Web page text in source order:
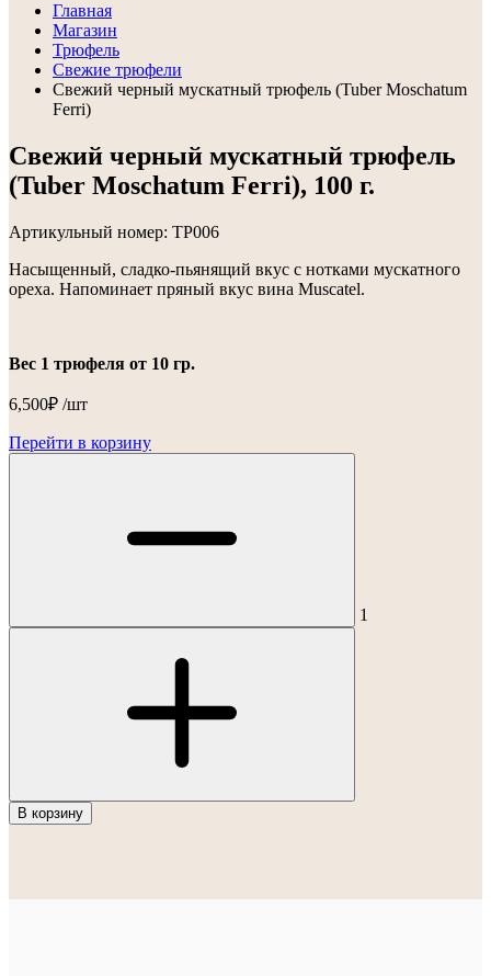
Главная
Магазин
Трюфель
Cвежие трюфели
Свежий черный мускатный трюфель (Tuber Moschatum
Ferri)
Свежий черный мускатный трюфель
(Tuber Moschatum Ferri), 100 г.
Артикульный номер: ТР006
Насыщенный, сладко-пьянящий вкус с нотками мускатного
ореха. Напоминает пряный вкус вина Muscatel.
Вес 1 трюфеля от 10 гр.
6,500₽ /шт
Перейти в корзину
1
В корзину